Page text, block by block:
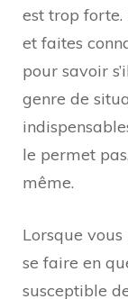
est trop forte.
et faites
pour savoir
genre de
le permet
même.
Lorsque
se faire en
susceptible